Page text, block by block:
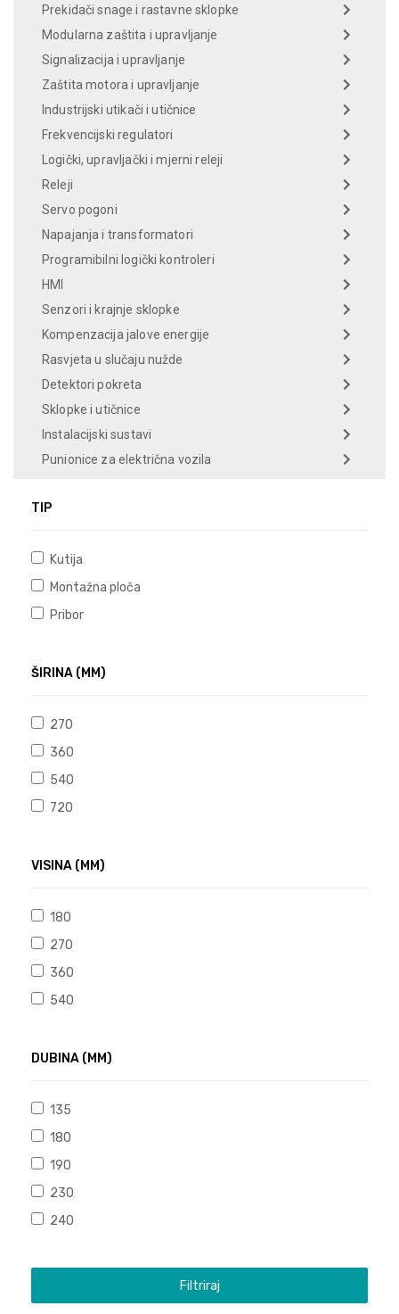
Prekidači snage i rastavne sklopke
Modularna zaštita i upravljanje
Signalizacija i upravljanje
Zaštita motora i upravljanje
Industrijski utikači i utičnice
Frekvencijski regulatori
Logički, upravljački i mjerni releji
Releji
Servo pogoni
Napajanja i transformatori
Programibilni logički kontroleri
HMI
Senzori i krajnje sklopke
Kompenzacija jalove energije
Rasvjeta u slučaju nužde
Detektori pokreta
Sklopke i utičnice
Instalacijski sustavi
Punionice za električna vozila
TIP
Kutija
Montažna ploča
Pribor
ŠIRINA (MM)
270
360
540
720
VISINA (MM)
180
270
360
540
DUBINA (MM)
135
180
190
230
240
Filtriraj